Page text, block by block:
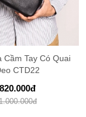
Cầm Tay Có Quai
CTD22
820.000đ
đ